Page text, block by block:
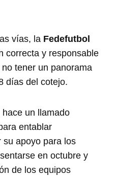
vías, la Fedefutbol
correcta y responsable
tener un panorama
días del cotejo.
hace un llamado
entablar
su apoyo para los
en octubre y
de los equipos